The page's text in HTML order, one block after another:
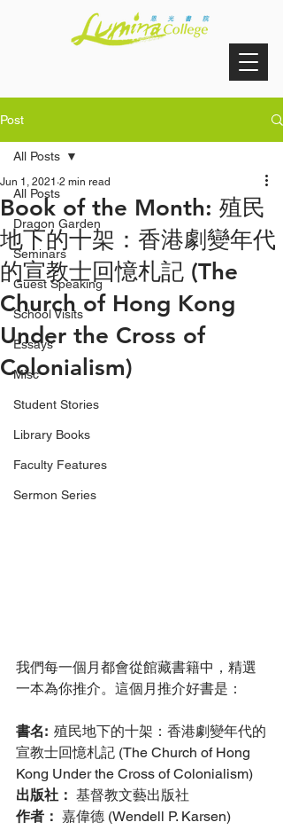
Post
All Posts
Dragon Garden
Seminars
Guest Speaking
School Visits
Essays
Misc
Student Stories
Library Books
Faculty Features
Sermon Series
All Posts
Book of the Month: 殖民
地下的十架：香港劇變年代
的宣教士回憶札記 (The
Church of Hong Kong
Under the Cross of
Colonialism)
Jun 1, 2021 2 min read
我們每一個月都會從館藏書籍中，精選
一本為你推介。這個月推介好書是：
書名: 殖民地下的十架：香港劇變年代的
宣教士回憶札記 (The Church of Hong
Kong Under the Cross of Colonialism)
出版社： 基督教文藝出版社
作者： 嘉偉德 (Wendell P. Karsen)